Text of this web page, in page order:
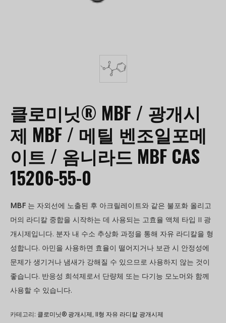
클로미닛® MBF / 광개시
제 MBF / 메틸 벤조일포메
이트 / 옴니라드 MBF CAS
15206-55-0
MBF 는 자외선에 노출된 후 아크릴레이트와 같은 불포화 올리고
머의 라디칼 중합을 시작하는 데 사용되는 고효율 액체 타입 II 광
개시제입니다. 분자 내 수소 추상화 과정을 통해 자유 라디칼을 형
성합니다. 아민을 사용하면 효율이 떨어지거나 보관 시 안정성에
문제가 생기거나 냄새가 강해질 수 있으므로 사용하지 않는 것이
좋습니다. 반응성 희석제로서 단량체 또는 다기능 모노머와 함께
사용할 수 있습니다.
카테고리: 클로미닛® 광개시제, II형 자유 라디칼 광개시제